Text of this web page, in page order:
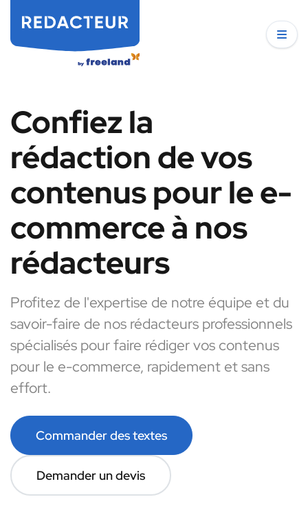
Confiez la
rédaction de vos
contenus pour le e-
commerce à nos
rédacteurs
Profitez de l'expertise de notre équipe et du
savoir-faire de nos rédacteurs professionnels
spécialisés pour faire rédiger vos contenus
pour le e-commerce, rapidement et sans
effort.
Commander des textes
Demander un devis